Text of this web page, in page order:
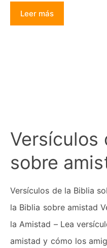
Leer más
Versículos
sobre
Versículos de la Biblia
la Biblia sobre amistad
la Amistad – Lea
amistad y cómo los